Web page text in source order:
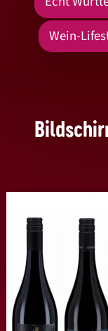
Wein-